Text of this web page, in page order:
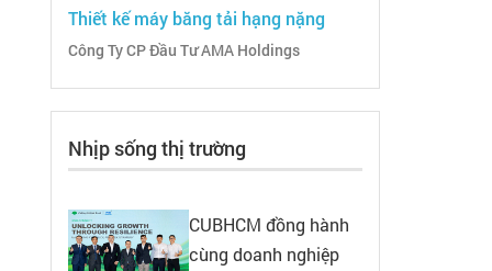
Thiết kế máy băng tải hạng nặng
Công Ty CP Đầu Tư AMA Holdings
Nhịp sống thị trường
CUBHCM đồng hành
cùng doanh nghiệp